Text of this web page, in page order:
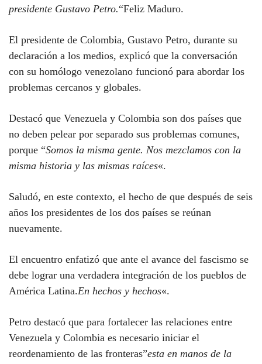
presidente Gustavo Petro.“Feliz Maduro.
El presidente de Colombia, Gustavo Petro, durante su
declaración a los medios, explicó que la conversación
con su homólogo venezolano funcionó para abordar los
problemas cercanos y globales.
Destacó que Venezuela y Colombia son dos países que
no deben pelear por separado sus problemas comunes,
porque “Somos la misma gente. Nos mezclamos con la
misma historia y las mismas raíces«.
Saludó, en este contexto, el hecho de que después de seis
años los presidentes de los dos países se reúnan
nuevamente.
El encuentro enfatizó que ante el avance del fascismo se
debe lograr una verdadera integración de los pueblos de
América Latina.En hechos y hechos«.
Petro destacó que para fortalecer las relaciones entre
Venezuela y Colombia es necesario iniciar el
reordenamiento de las fronteras”esta en manos de la